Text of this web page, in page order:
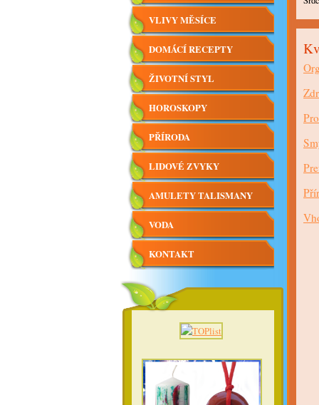
VLIVY MĚSÍCE
DOMÁCÍ RECEPTY
ŽIVOTNÍ STYL
HOROSKOPY
PŘÍRODA
LIDOVÉ ZVYKY
AMULETY TALISMANY
VODA
KONTAKT